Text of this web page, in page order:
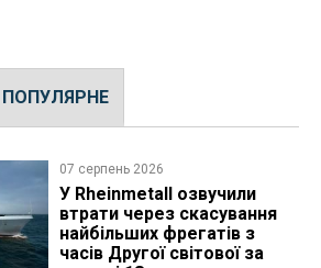
ПОПУЛЯРНЕ
07 серпень 2026
У Rheinmetall озвучили
втрати через скасування
найбільших фрегатів з
часів Другої світової за